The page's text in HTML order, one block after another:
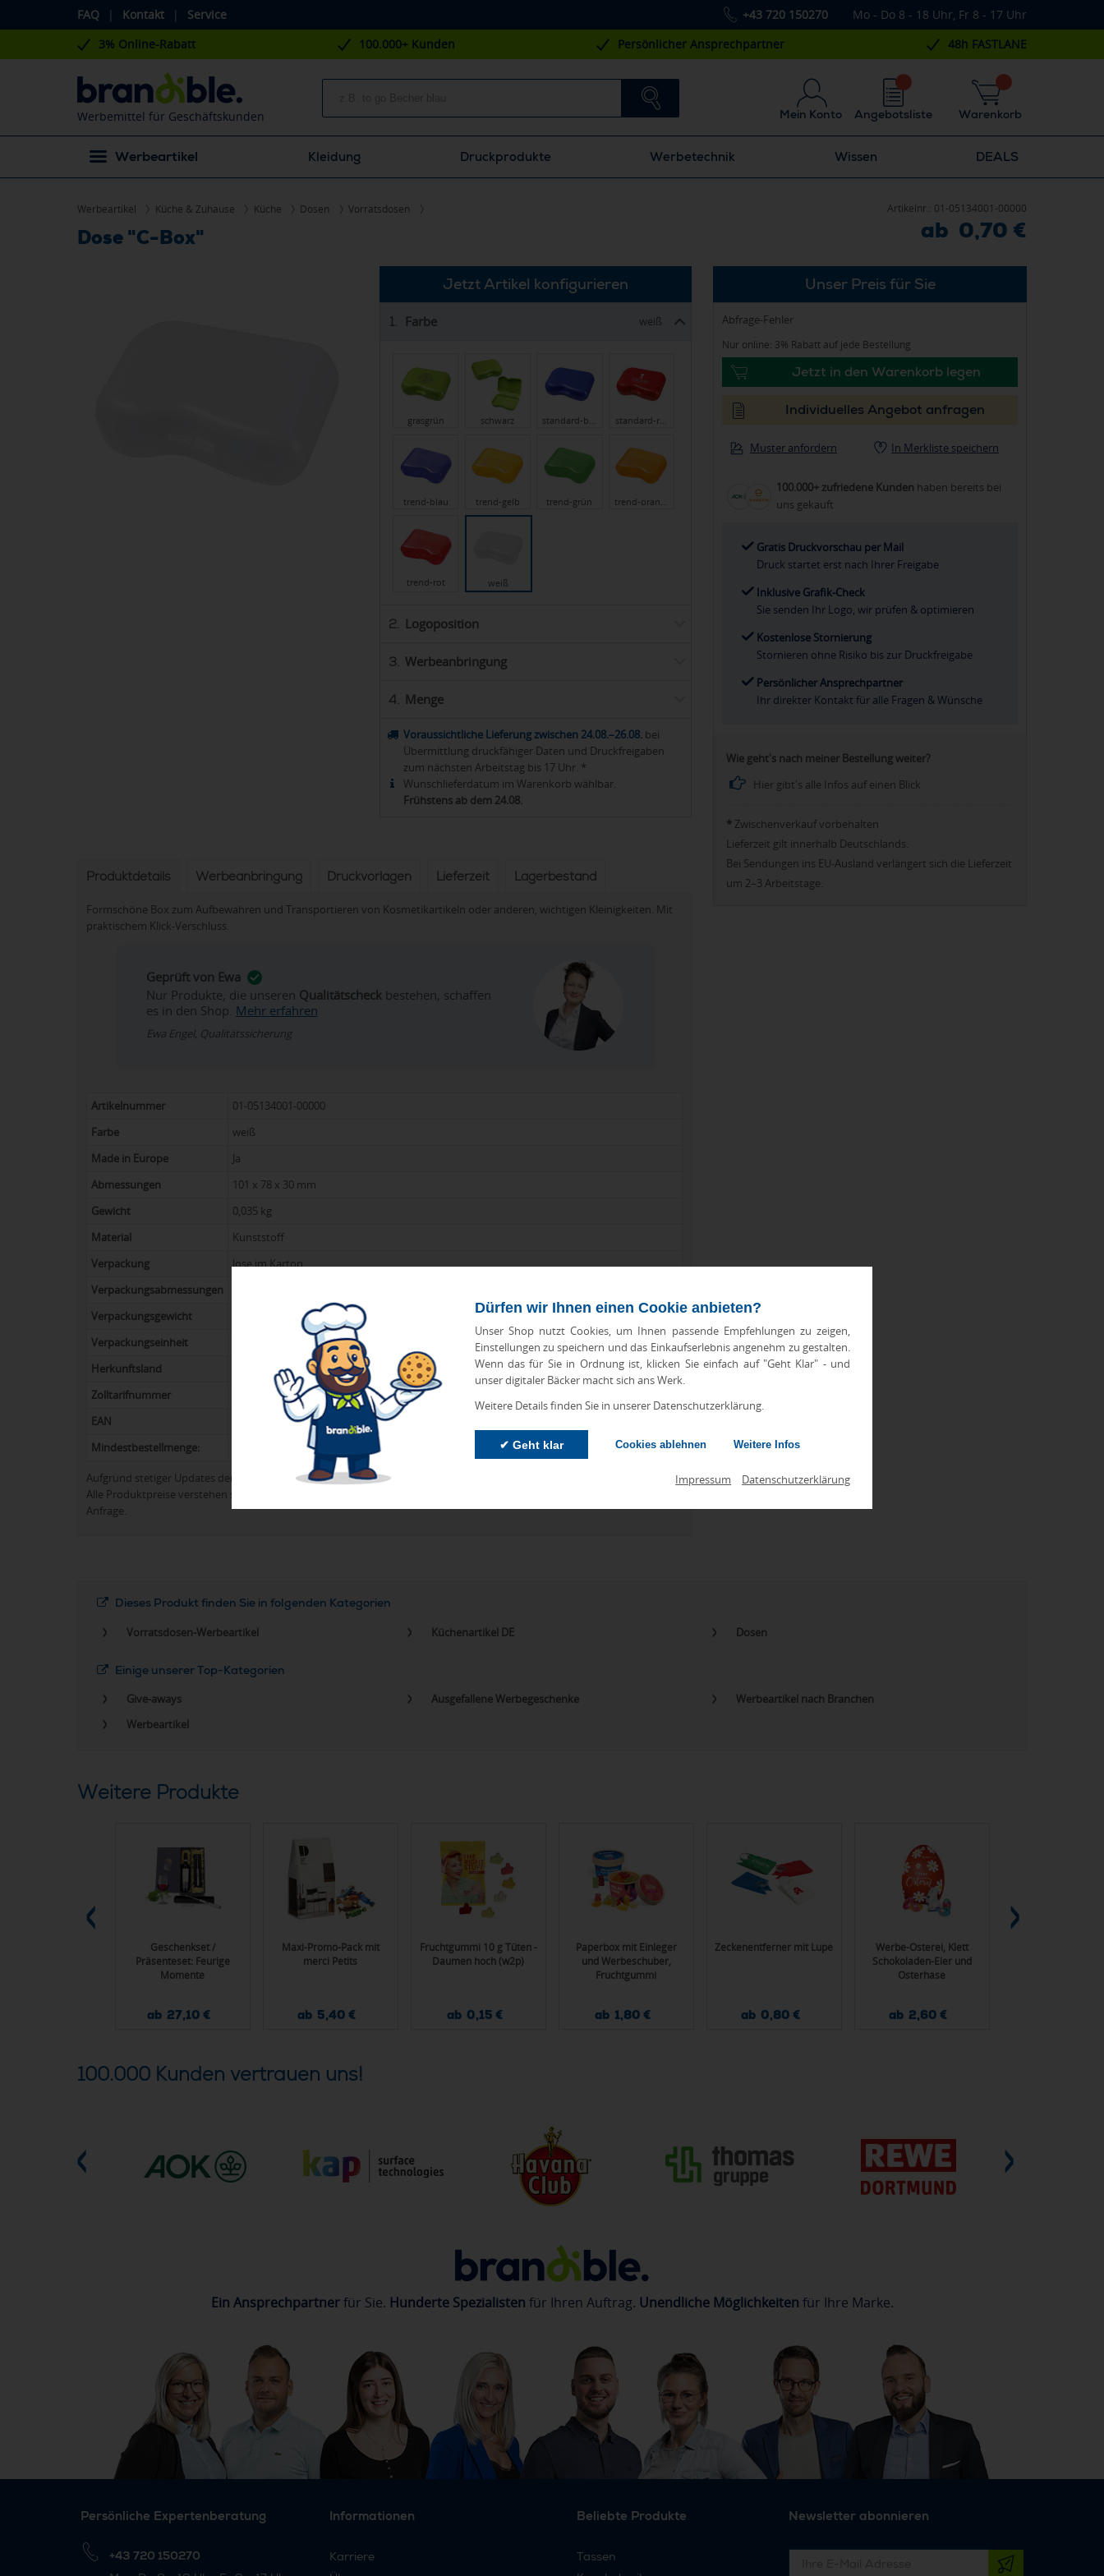
FAQ | Kontakt | Service +43 720 150270 Mo - Do 8 - 18 Uhr, Fr 8 - 17 Uhr
Dürfen wir Ihnen einen Cookie anbieten?
Unser Shop nutzt Cookies, um Ihnen passende Empfehlungen zu zeigen,
Einstellungen zu speichern und das Einkaufserlebnis angenehm zu gestalten.
Wenn das für Sie in Ordnung ist, klicken Sie einfach auf "Geht Klar" - und
unser digitaler Bäcker macht sich ans Werk.
Weitere Details finden Sie in unserer Datenschutzerklärung.
✔ Geht klar Cookies ablehnen Weitere Infos
Impressum Datenschutzerklärung
3% Online-Rabatt 100.000+ Kunden Persönlicher Ansprechpartner 48h FASTLANE
Werbemittel für Geschäftskunden Mein Konto Warenkorb
Angebotsliste
Werbeartikel Kleidung Druckprodukte Werbetechnik Wissen DEALS
Werbeartikel Küche & Zuhause Küche Dosen Vorratsdosen
Dose "C-Box"
Artikelnr.: 01-05134001-00000
ab 0,70 €
Jetzt Artikel konfigurieren
1. Farbe weiß
grasgrün schwarz standard-b… standard-r…
trend-blau trend-gelb trend-grün trend-oran…
trend-rot weiß
2. Logoposition
3. Werbeanbringung
4. Menge
Voraussichtliche Lieferung zwischen 24.08.–26.08. bei
Übermittlung druckfähiger Daten und Druckfreigaben
zum nächsten Arbeitstag bis 17 Uhr. *
Wunschlieferdatum im Warenkorb wählbar.
Frühstens ab dem 24.08.
Produktdetails Werbeanbringung Druckvorlagen Lieferzeit Lagerbestand
Formschöne Box zum Aufbewahren und Transportieren von Kosmetikartikeln oder anderen, wichtigen Kleinigkeiten. Mit
praktischem Klick-Verschluss.
Geprüft von Ewa
Nur Produkte, die unseren Qualitätscheckbestehen, schaffen
es in den Shop. Mehr erfahren
Ewa Engel, Qualitätssicherung
Artikelnummer
01-05134001-00000
Farbe
weiß
Made in Europe
Ja
Abmessungen
101 x 78 x 30 mm
Gewicht
0,035 kg
Material
Kunststoff
Verpackung
lose im Karton
Verpackungsabmessungen
Verpackungsgewicht
Verpackungseinheit
Herkunftsland
Deutschland
Zolltarifnummer
39231090
EAN
4024869032695
Mindestbestellmenge:
Aufgrund stetiger Updates der Produktpalette kann es zu Abweichungen bei Preisen und Produktinformationen kommen.
Alle Produktpreise verstehen sich in der Regel ohne Werbeanbringungskosten. Preise für Direktimport erhalten Sie auf
Anfrage.
Unser Preis für Sie
Abfrage-Fehler
Nur online: 3% Rabatt auf jede Bestellung
Jetzt in den Warenkorb legen
Individuelles Angebot anfragen
Muster anfordern In Merkliste speichern
100.000+ zufriedene Kunden haben bereits bei
uns gekauft
Gratis Druckvorschau per Mail
Druck startet erst nach Ihrer Freigabe
Inklusive Grafik-Check
Sie senden Ihr Logo, wir prüfen & optimieren
Kostenlose Stornierung
Stornieren ohne Risiko bis zur Druckfreigabe
Persönlicher Ansprechpartner
Ihr direkter Kontakt für alle Fragen & Wünsche
Wie geht's nach meiner Bestellung weiter?
Hier gibt's alle Infos auf einen Blick
* Zwischenverkauf vorbehalten
Lieferzeit gilt innerhalb Deutschlands.
Bei Sendungen ins EU-Ausland verlängert sich die Lieferzeit
um 2–3 Arbeitstage.
Dieses Produkt finden Sie in folgenden Kategorien
Vorratsdosen-Werbeartikel
Küchenartikel DE Dosen
Einige unserer Top-Kategorien
Give-aways
Ausgefallene Werbegeschenke
Werbeartikel nach Branchen
Werbeartikel
Weitere Produkte
Geschenkset /
Präsenteset: Feurige
Momente
ab 27,10 €
Maxi-Promo-Pack mit
merci Petits
ab 5,40 €
Fruchtgummi 10 g Tüten -
Daumen hoch (w2p)
ab 0,15 €
Paperbox mit Einleger
und Werbeschuber,
Fruchtgummi
ab 1,80 €
Zeckenentferner mit Lupe
ab 0,80 €
Werbe-Osterei, Klett
Schokoladen-Eier und
Osterhase
ab 2,60 €
100.000 Kunden vertrauen uns!
Ein Ansprechpartnerfür Sie. Hunderte Spezialisten für Ihren Auftrag. Unendliche Möglichkeiten für Ihre Marke.
Persönliche Expertenberatung
+43 720 150270
Informationen
Karriere
Beliebte Produkte
Tassen
Newsletter abonnieren